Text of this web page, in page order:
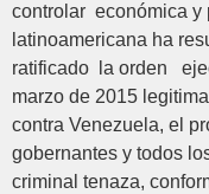
controlar económica y
latinoamericana ha
ratificado la orden
marzo de 2015
contra Venezuela, el
gobernantes y todos
criminal tenaza,